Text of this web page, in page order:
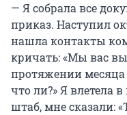
— Я собрала все
приказ. Наступил
нашла контакты
кричать: «Мы вас
протяжении месяца
что ли?» Я влетела
штаб, мне сказали: